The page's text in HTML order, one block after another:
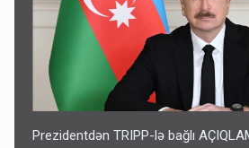
Prezidentdən TRIPP-lə bağlı